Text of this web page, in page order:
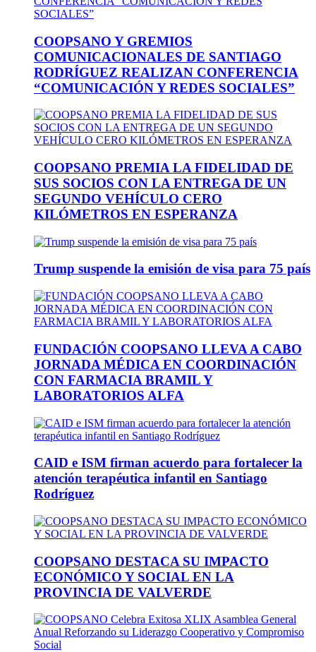
COOPSANO Y GREMIOS
COMUNICACIONALES DE SANTIAGO
RODRÍGUEZ REALIZAN CONFERENCIA
“COMUNICACIÓN Y REDES SOCIALES”
COOPSANO PREMIA LA FIDELIDAD DE
SUS SOCIOS CON LA ENTREGA DE UN
SEGUNDO VEHÍCULO CERO
KILÓMETROS EN ESPERANZA
Trump suspende la emisión de visa para 75 país
FUNDACIÓN COOPSANO LLEVA A CABO
JORNADA MÉDICA EN COORDINACIÓN
CON FARMACIA BRAMIL Y
LABORATORIOS ALFA
CAID e ISM firman acuerdo para fortalecer la
atención terapéutica infantil en Santiago
Rodríguez
COOPSANO DESTACA SU IMPACTO
ECONÓMICO Y SOCIAL EN LA
PROVINCIA DE VALVERDE